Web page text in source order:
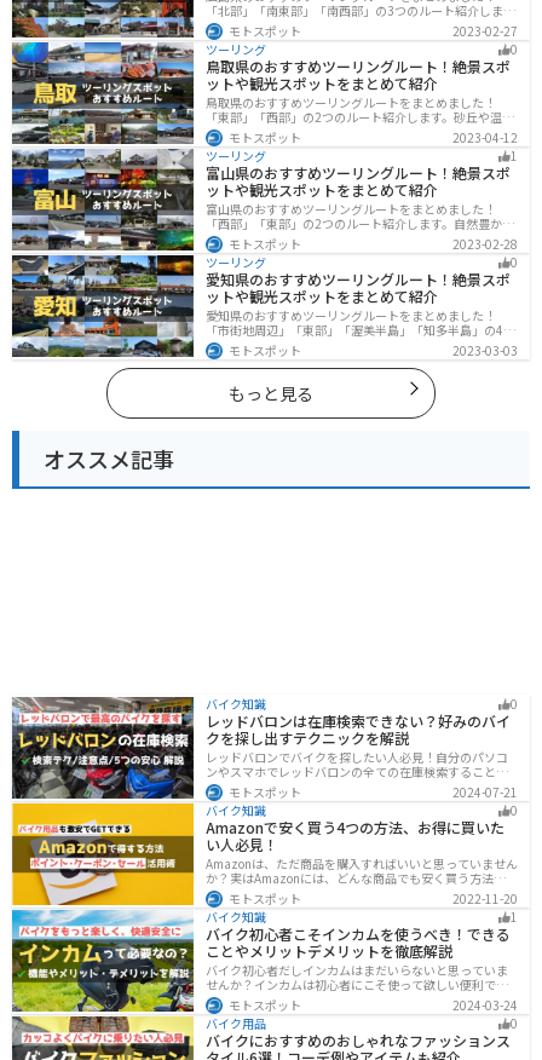
「北部」「南東部」「南西部」の3つのルート紹介しま
す。自然豊かな山と海だけでなく、歴史的価値のある建
造物も多数あるので、飽きることなくツーリングを堪能
できます。バイクで広島県にツーリングに行く際は参考
にしてください。
モトスポット
2023-02-27
ツーリング
0
鳥取県のおすすめツーリングルート！絶景スポ
ットや観光スポットをまとめて紹介
鳥取県のおすすめツーリングルートをまとめました！
「東部」「西部」の2つのルート紹介します。砂丘や温泉
地、歴史ある城跡など魅力溢れるスポットが多数あるの
で楽しめます。バイクで鳥取県にツーリングに行く際は
参考にしてください。
モトスポット
2023-04-12
ツーリング
1
富山県のおすすめツーリングルート！絶景スポ
ットや観光スポットをまとめて紹介
富山県のおすすめツーリングルートをまとめました！
「西部」「東部」の2つのルート紹介します。自然豊かな
山と海、温泉が充実しており、美術館などもあるので、
自然を満喫するツーリングができます。バイクで富山県
にツーリングに行く際は参考にしてください。
モトスポット
2023-02-28
ツーリング
0
愛知県のおすすめツーリングルート！絶景スポ
ットや観光スポットをまとめて紹介
愛知県のおすすめツーリングルートをまとめました！
「市街地周辺」「東部」「渥美半島」「知多半島」の4つ
のルート紹介します。名古屋周辺の栄えたスポットから
山、海、美術館なども多数あり、自然・歴史・文化を満
喫するツーリングができます。バイクで愛知県にツーリ
ングに行く際は参考にしてください。
モトスポット 2023-03-03
もっと見る
オススメ記事
バイク知識 0
レッドバロンは在庫検索できない？好みのバイ
クを探し出すテクニックを解説
レッドバロンでバイクを探したい人必見！自分のパソコ
ンやスマホでレッドバロンの全ての在庫検索することは
不可能です。自分に合ったバイクを探すためには、店舗
に行きイントラネットで探してもらう必要があります。
その際の注意点や自分に合ったバイクを見つけるテクニ
ックをまとめました。
モトスポット
2024-07-21
バイク知識
0
Amazonで安く買う4つの方法、お得に買いた
い人必見！
Amazonは、ただ商品を購入すればいいと思っていません
か？実はAmazonには、どんな商品でも安く買う方法が存
在します。この記事では、Amazonでお得に買う方法を4
つ紹介します！Amazonギフト券をやAmazonポイント、
Amazonプライム、タイムセールを活用して安くお得に買
いましょう。
モトスポット
2022-11-20
バイク知識
1
バイク初心者こそインカムを使うべき！できる
ことやメリットデメリットを徹底解説
バイク初心者だしインカムはまだいらないと思っていま
せんか？インカムは初心者にこそ使って欲しい便利で安
全に運転するための機器です。インカムでできることや
メリットデメリットなどまとめましたので、気になって
いる人はぜひ参考にしてください。
モトスポット
2024-03-24
バイク用品
0
バイクにおすすめのおしゃれなファッションス